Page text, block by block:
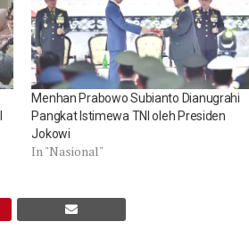
Menhan Prabowo Subianto Dianugrahi
Pangkat Istimewa TNI oleh Presiden
Jokowi
In "Nasional"